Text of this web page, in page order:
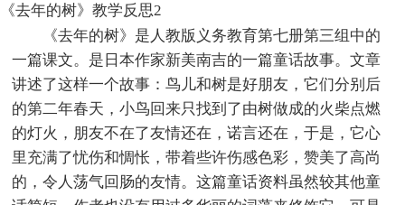
《去年的树》教学反思2
《去年的树》是人教版义务教育第七册第三组中的
一篇课文。是日本作家新美南吉的一篇童话故事。文章
讲述了这样一个故事：鸟儿和树是好朋友，它们分别后
的第二年春天，小鸟回来只找到了由树做成的火柴点燃
的灯火，朋友不在了友情还在，诺言还在，于是，它心
里充满了忧伤和惆怅，带着些许伤感色彩，赞美了高尚
的，令人荡气回肠的友情。这篇童话资料虽然较其他童